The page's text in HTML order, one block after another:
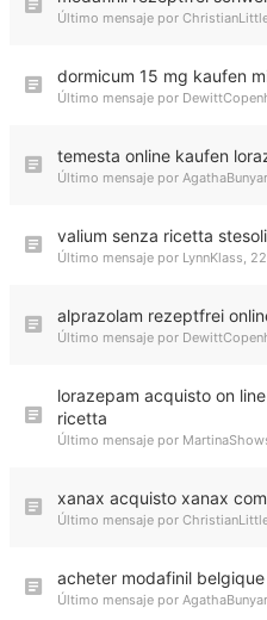
Último mensaje por
dormicum 15 mg kaufen
Último mensaje por
temesta online kaufen
Último mensaje por
valium senza ricetta
Último mensaje por LynnKlass,
alprazolam rezeptfrei
Último mensaje por
lorazepam acquisto on
ricetta
Último mensaje por
xanax acquisto xanax
Último mensaje por
acheter modafinil
Último mensaje por